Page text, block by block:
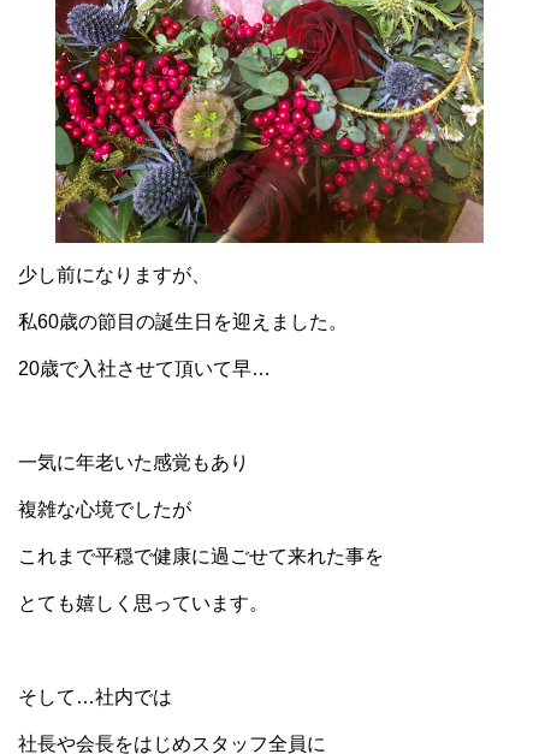
少し前になりますが、
私60歳の節目の誕生日を迎えました。
20歳で入社させて頂いて早…
一気に年老いた感覚もあり
複雑な心境でしたが
これまで平穏で健康に過ごせて来れた事を
とても嬉しく思っています。
そして…社内では
社長や会長をはじめスタッフ全員に